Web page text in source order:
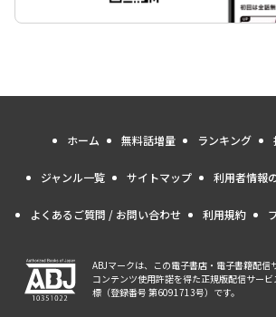
ホーム 無料話増量 ランキング
ジャンル一覧 サイトマップ 利用者情報
よくあるご質問 / お問い合わせ 利用規約
ABJマークは、この電子書店・電子書籍配信
コンテンツ使用許諾を得た正規版配信サー
標（登録番号 第6091713号）です。